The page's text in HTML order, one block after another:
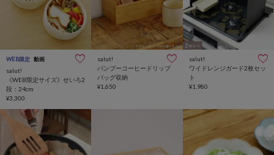
WEB限定 動画
salut!
《WEB限定サイズ》せいろ2
段：24cm
¥3,300
salut!
バンブーコーヒードリップ
バッグ収納
¥1,650
salut!
ワイドレンジガード2枚セッ
ト
¥1,980